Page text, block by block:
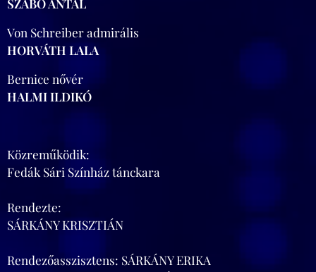
SZABÓ ANTAL
Von Schreiber admirális
HORVÁTH LALA
Bernice nővér
HALMI ILDIKÓ
Közreműködik:
Fedák Sári Színház tánckara
Rendezte:
SÁRKÁNY KRISZTIÁN
Rendezőasszisztens: SÁRKÁNY ERIKA